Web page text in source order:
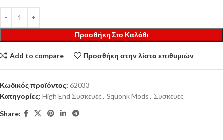
Προσθήκη Στο Καλάθι
Add to compare Προσθήκη στην λίστα επιθυμιών
Κωδικός προϊόντος: 62033
Κατηγορίες: High End Συσκευές, Squonk Mods, Συσκευές
Share: